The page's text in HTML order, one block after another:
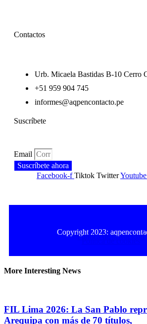
Contactos
Urb. Micaela Bastidas B-10 Cerro
+51 959 904 745
informes@aqpencontacto.pe
Suscríbete
Email
Suscríbete ahora
Facebook-f Tiktok TwitterYoutube
Copyright 2023:
Política de privacidad
More Interesting News
FIL Lima 2026: La San Pablo
Arequipa con más de 70 títulos,